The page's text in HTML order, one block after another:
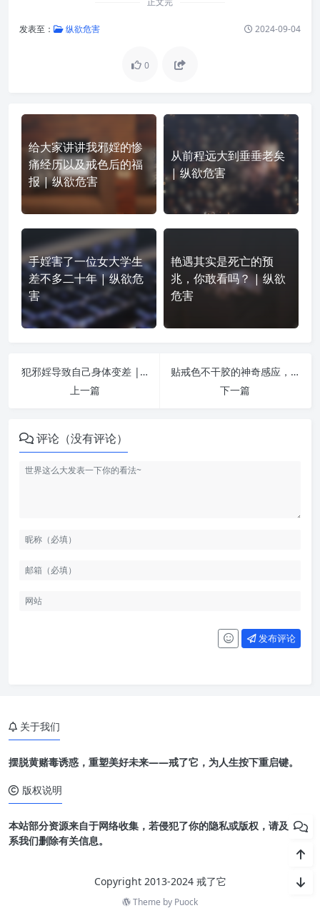
发表至： 纵欲危害 2024-09-04
0
给大家讲讲我邪婬的惨
痛经历以及戒色后的福
报 | 纵欲危害
从前程远大到垂垂老矣
| 纵欲危害
手婬害了一位女大学生
差不多二十年 | 纵欲危
害
艳遇其实是死亡的预
兆，你敢看吗？ | 纵欲
危害
犯邪婬导致自己身体变差 | 纵欲危害
上一篇
贴戒色不干胶的神奇感应，真实不虚人头担保 | 纵欲危害
下一篇
评论（没有评论）
发布评论
关于我们
摆脱黄赌毒诱惑，重塑美好未来——戒了它，为人生按下重启键。
版权说明
本站部分资源来自于网络收集，若侵犯了你的隐私或版权，请及时联
系我们删除有关信息。
Copyright 2013-2024 戒了它
Theme by Puock